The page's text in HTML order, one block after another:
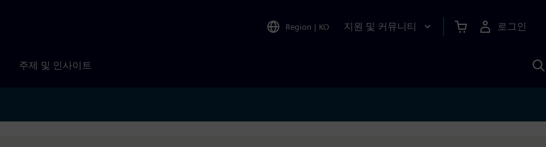
Region | KO 지원 및 커뮤니티 로그인
주제 및 인사이트